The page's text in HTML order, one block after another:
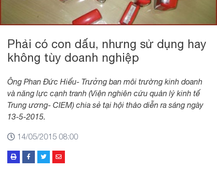
Phải có con dấu, nhưng sử dụng hay
không tùy doanh nghiệp
Ông Phan Đức Hiếu- Trưởng ban môi trường kinh doanh
và năng lực cạnh tranh (Viện nghiên cứu quản lý kinh tế
Trung ương- CIEM) chia sẻ tại hội thảo diễn ra sáng ngày
13-5-2015.
14/05/2015 08:00